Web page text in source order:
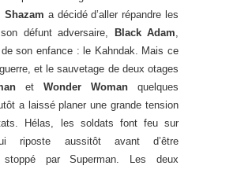
Shazam a décidé d’aller répandre les
défunt adversaire,
Black Adam
son enfance : le Kahndak. Mais ce
et le sauvetage de deux otages
et Wonder Woman quelques
a laissé planer une grande tension
Hélas, les soldats font feu sur
riposte aussitôt avant d’être
stoppé par Superman. Les deux